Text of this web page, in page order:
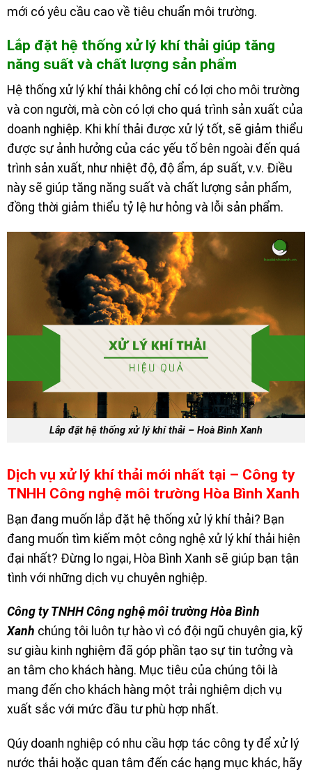
mới có yêu cầu cao về tiêu chuẩn môi trường.
Lắp đặt hệ thống xử lý khí thải giúp tăng
năng suất và chất lượng sản phẩm
Hệ thống xử lý khí thải không chỉ có lợi cho môi trường
và con người, mà còn có lợi cho quá trình sản xuất của
doanh nghiệp. Khi khí thải được xử lý tốt, sẽ giảm thiểu
được sự ảnh hưởng của các yếu tố bên ngoài đến quá
trình sản xuất, như nhiệt độ, độ ẩm, áp suất, v.v. Điều
này sẽ giúp tăng năng suất và chất lượng sản phẩm,
đồng thời giảm thiểu tỷ lệ hư hỏng và lỗi sản phẩm.
Lắp đặt hệ thống xử lý khí thải – Hoà Bình Xanh
Dịch vụ xử lý khí thải mới nhất tại – Công ty
TNHH Công nghệ môi trường Hòa Bình Xanh
Bạn đang muốn lắp đặt hệ thống xử lý khí thải? Bạn
đang muốn tìm kiếm một công nghệ xử lý khí thải hiện
đại nhất? Đừng lo ngại, Hòa Bình Xanh sẽ giúp bạn tận
tình với những dịch vụ chuyên nghiệp.
Công ty TNHH Công nghệ môi trường Hòa Bình
Xanh chúng tôi luôn tự hào vì có đội ngũ chuyên gia, kỹ
sư giàu kinh nghiệm đã góp phần tạo sự tin tưởng và
an tâm cho khách hàng. Mục tiêu của chúng tôi là
mang đến cho khách hàng một trải nghiệm dịch vụ
xuất sắc với mức đầu tư phù hợp nhất.
Qúy doanh nghiệp có nhu cầu hợp tác công ty để xử lý
nước thải hoặc quan tâm đến các hạng mục khác, hãy